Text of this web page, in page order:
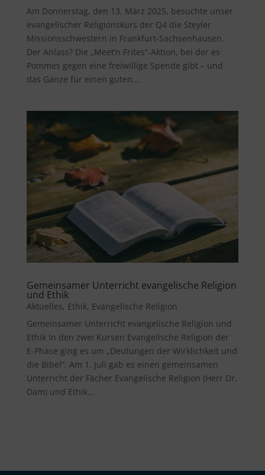
Am Donnerstag, den 13. März 2025, besuchte unser
evangelischer Religionskurs der Q4 die Steyler
Missionsschwestern in Frankfurt-Sachsenhausen.
Der Anlass? Die „Meet’n Frites“-Aktion, bei der es
Pommes gegen eine freiwillige Spende gibt – und
das Ganze für einen guten...
Gemeinsamer Unterricht evangelische Religion
und Ethik
Aktuelles, Ethik, Evangelische Religion
Gemeinsamer Unterricht evangelische Religion und
Ethik In den zwei Kursen Evangelische Religion der
E-Phase ging es um „Deutungen der Wirklichkeit und
die Bibel“. Am 1. Juli gab es einen gemeinsamen
Unterricht der Fächer Evangelische Religion (Herr Dr.
Dam) und Ethik...